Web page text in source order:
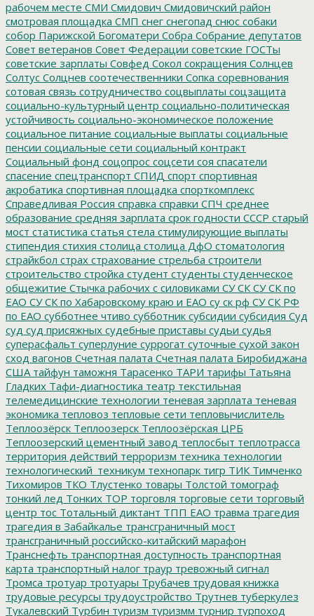
рабочем месте СМИ Смидович Смидовичский район
смотровая площадка СМП снег снегопад снюс собаки
собор Парижской Богоматери Собра Собрание депутатов
Совет ветеранов Совет Федерации советские ГОСТы
советские зарплаты Совфед Сокол сокращения Солнцев
Солтус Солцнев соотечественники Сопка соревнования
сотовая связь сотрудничество соцвыплаты соцзащита
социально-культурный центр социально-политическая
устойчивость социально-экономическое положение
социальное питание социальные выплаты социальные
пенсии социальные сети социальный контракт
Социальный фонд соцопрос соцсети соя спасатели
спасение спецтранспорт СПИД спорт спортивная
акробатика спортивная площадка спорткомплекс
Справедливая Россия справка справки СПЧ среднее
образование средняя зарплата срок годности СССР старый
мост статистика статья стела стимулирующие выплаты
стипендия стихия столица столица ДфО стоматология
страйкбол страх страхование стрельба строители
строительство стройка студент студенты студенческое
общежитие Стычка рабочих с силовиками СУ СК СУ СК по
ЕАО СУ СК по Хабаровскому краю и ЕАО су ск рф СУ СК РФ
по ЕАО субботнее чтиво субботник субсидии субсидия Суд
суд суд присяжных судебные приставы судьи судья
суперасфальт суперлуние суррогат суточные сухой закон
сход вагонов Счетная палата Счетная палата Биробиджана
США тайфун таможня Тарасенко ТАРИ тарифы Татьяна
Гладких Тафи-диагностика театр текстильная
телемедицинские технологии теневая зарплата теневая
экономика тепловоз тепловые сети тепловычислитель
Теплоозёрск Теплоозерск Теплоозёрская ЦРБ
Теплоозерский цементный завод теплосбыт теплотрасса
территория действий терроризм техника технологии
технологический_техникум технопарк тигр ТИК Тимченко
Тихомиров ТКО Тлустенко товары Толстой томограф
тонкий лед Тонких ТОР торговля торговые сети торговый
центр тос Тотальный диктант ТПП ЕАО травма трагедия
трагедия в Забайкалье трансграничный мост
трансграничный российско-китайский марафон
Транснефть транспортная доступность транспортная
карта транспортный налог траур тревожный сигнал
Тромса тротуар тротуары Трубачев трудовая книжка
трудовые ресурсы трудоустройство Трутнев туберкулез
Тукалевский Турбин туризм туризмм турнир турпоход